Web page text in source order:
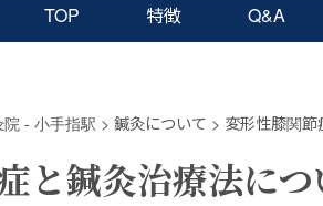
TOP 特徴 Q&A
- 小手指駅 > 鍼灸について > 変形性膝関
と鍼灸治療法につ